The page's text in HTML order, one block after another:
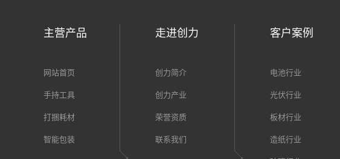
主营产品
网站首页
手持工具
打捆耗材
智能包装
走进创力
创力简介
创力产业
荣誉资质
联系我们
客户案例
电池行业
光伏行业
板材行业
造纸行业